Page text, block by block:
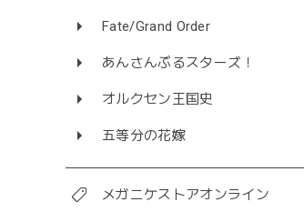
Fate/Grand Order
あんさんぶるスターズ！
オルクセン王国史
五等分の花嫁
メガニケストアオンライン